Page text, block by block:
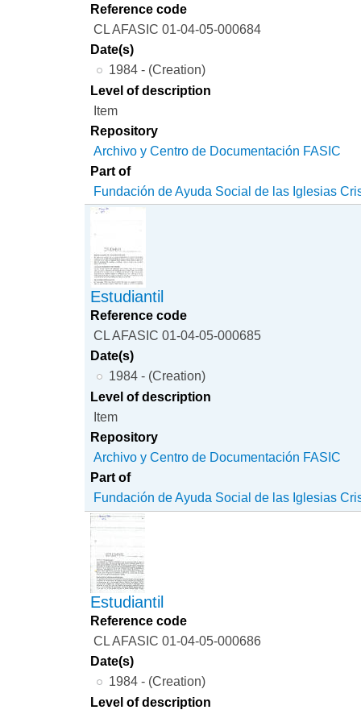
Reference code
CL AFASIC 01-04-05-000684
Date(s)
1984 - (Creation)
Level of description
Item
Repository
Archivo y Centro de Documentación FASIC
Part of
Fundación de Ayuda Social de las Iglesias
Estudiantil
Reference code
CL AFASIC 01-04-05-000685
Date(s)
1984 - (Creation)
Level of description
Item
Repository
Archivo y Centro de Documentación FASIC
Part of
Fundación de Ayuda Social de las Iglesias
Estudiantil
Reference code
CL AFASIC 01-04-05-000686
Date(s)
1984 - (Creation)
Level of description